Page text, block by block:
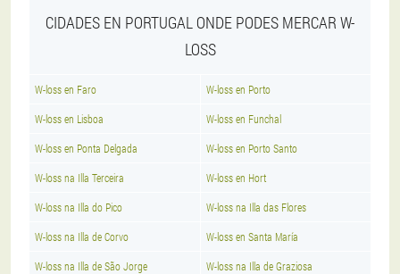
CIDADES EN PORTUGAL ONDE PODES MERCAR W-
LOSS
W-loss en Faro W-loss en Porto
W-loss en Lisboa W-loss en Funchal
W-loss en Ponta Delgada W-loss en Porto Santo
W-loss na Illa Terceira W-loss en Hort
W-loss na Illa do Pico W-loss na Illa das Flores
W-loss na Illa de Corvo W-loss en Santa María
W-loss na Illa de São Jorge W-loss na Illa de Graziosa